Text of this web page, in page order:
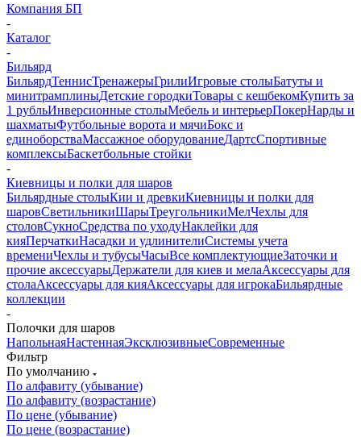
Компания БП
-
Каталог
-
Бильярд
БильярдТеннисТренажерыГрилиИгровые столыБатуты и
минитрамплиныДетские городкиТовары с кешбекомКупить за
1 рубльИнверсионные столыМебель и интерьерПокерНарды и
шахматыФутбольные ворота и мячиБокс и
единоборстваМассажное оборудованиеДартсСпортивные
комплексыБаскетбольные стойки
-
Киевницы и полки для шаров
Бильярдные столыКии и древкиКиевницы и полки для
шаровСветильникиШарыТреугольникиМелЧехлы для
столовСукноСредства по уходуНаклейки для
кияПерчаткиНасадки и удлинителиСистемы учета
времениЧехлы и тубусыЧасыВсе комплектующиеЗаточки и
прочие аксессуарыДержатели для киев и мелаАксессуары для
столаАксессуары для кияАксессуары для игрокаБильярдные
коллекции
-
Полочки для шаров
НапольнаяНастеннаяЭксклюзивныеСовременные
Фильтр
По умолчанию
По алфавиту (убывание)
По алфавиту (возрастание)
По цене (убывание)
По цене (возрастание)